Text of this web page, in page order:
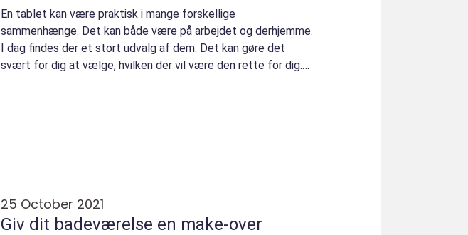
En tablet kan være praktisk i mange forskellige
sammenhænge. Det kan både være på arbejdet og derhjemme.
I dag findes der et stort udvalg af dem. Det kan gøre det
svært for dig at vælge, hvilken der vil være den rette for dig.
25 October 2021
Giv dit badeværelse en make-over